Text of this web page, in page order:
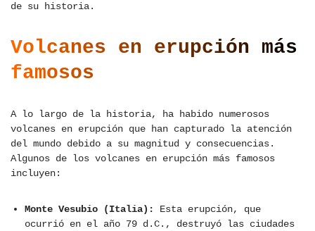
de su historia.
Volcanes en erupción más
famosos
A lo largo de la historia, ha habido numerosos
volcanes en erupción que han capturado la atención
del mundo debido a su magnitud y consecuencias.
Algunos de los volcanes en erupción más famosos
incluyen:
Monte Vesubio (Italia):
Esta erupción, que
ocurrió en el año 79 d.C., destruyó las ciudades